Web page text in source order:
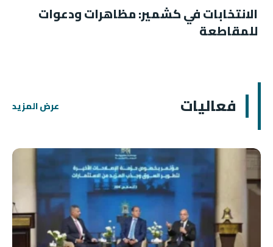
الانتخابات في كشمير: مظاهرات ودعوات
للمقاطعة
فعاليات عرض المزيد